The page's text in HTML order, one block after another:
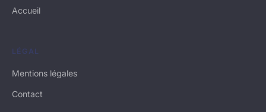
Accueil
LÉGAL
Mentions légales
Contact